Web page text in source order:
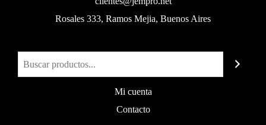
Rosales 333, Ramos Mejia, Buenos Aires
Mi cuenta
Contacto